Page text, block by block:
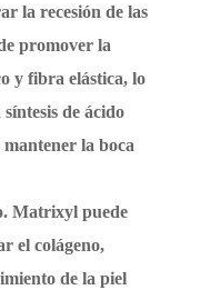
la recesión de las
promover la
y fibra elástica, lo
de ácido
la boca
Matrixyl puede
el colágeno,
de la piel